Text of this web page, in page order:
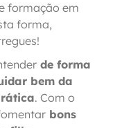
formação em
forma,
de forma
bem da
. Com o
bons